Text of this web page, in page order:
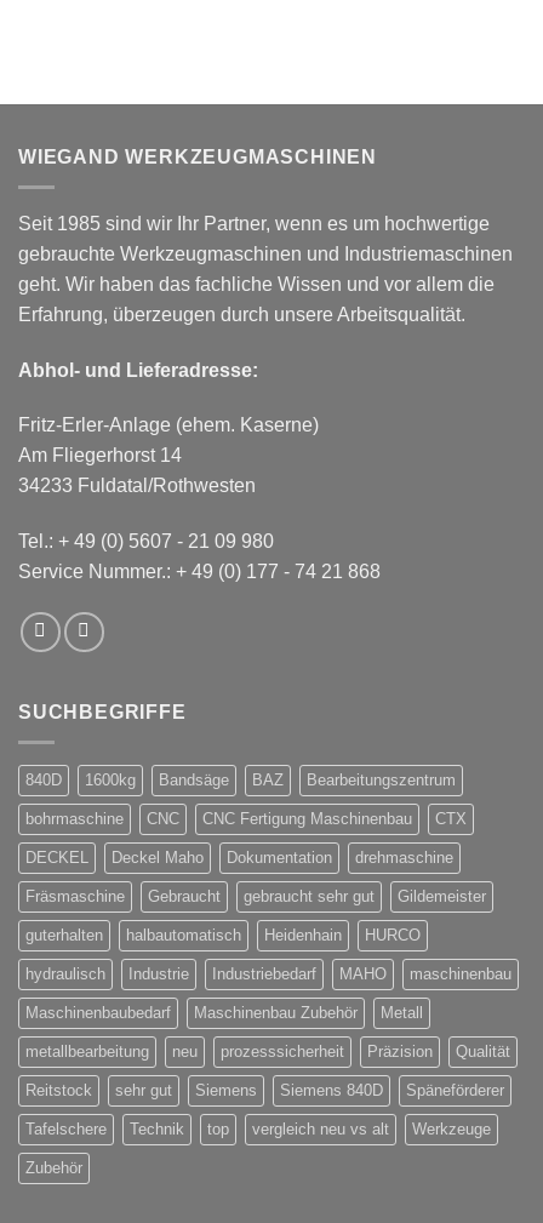
WIEGAND WERKZEUGMASCHINEN
Seit 1985 sind wir Ihr Partner, wenn es um hochwertige
gebrauchte Werkzeugmaschinen und Industriemaschinen
geht. Wir haben das fachliche Wissen und vor allem die
Erfahrung, überzeugen durch unsere Arbeitsqualität.
Abhol- und Lieferadresse:
Fritz-Erler-Anlage (ehem. Kaserne)
Am Fliegerhorst 14
34233 Fuldatal/Rothwesten
Tel.: + 49 (0) 5607 - 21 09 980
Service Nummer.: + 49 (0) 177 - 74 21 868
SUCHBEGRIFFE
840D 1600kg Bandsäge BAZ Bearbeitungszentrum
bohrmaschine CNC CNC Fertigung Maschinenbau CTX
DECKEL Deckel Maho Dokumentation drehmaschine
Fräsmaschine Gebraucht gebraucht sehr gut Gildemeister
guterhalten halbautomatisch Heidenhain HURCO
hydraulisch Industrie Industriebedarf MAHO maschinenbau
Maschinenbaubedarf Maschinenbau Zubehör Metall
metallbearbeitung neu prozesssicherheit Präzision Qualität
Reitstock sehr gut Siemens Siemens 840D Späneförderer
Tafelschere Technik top vergleich neu vs alt Werkzeuge
Zubehör